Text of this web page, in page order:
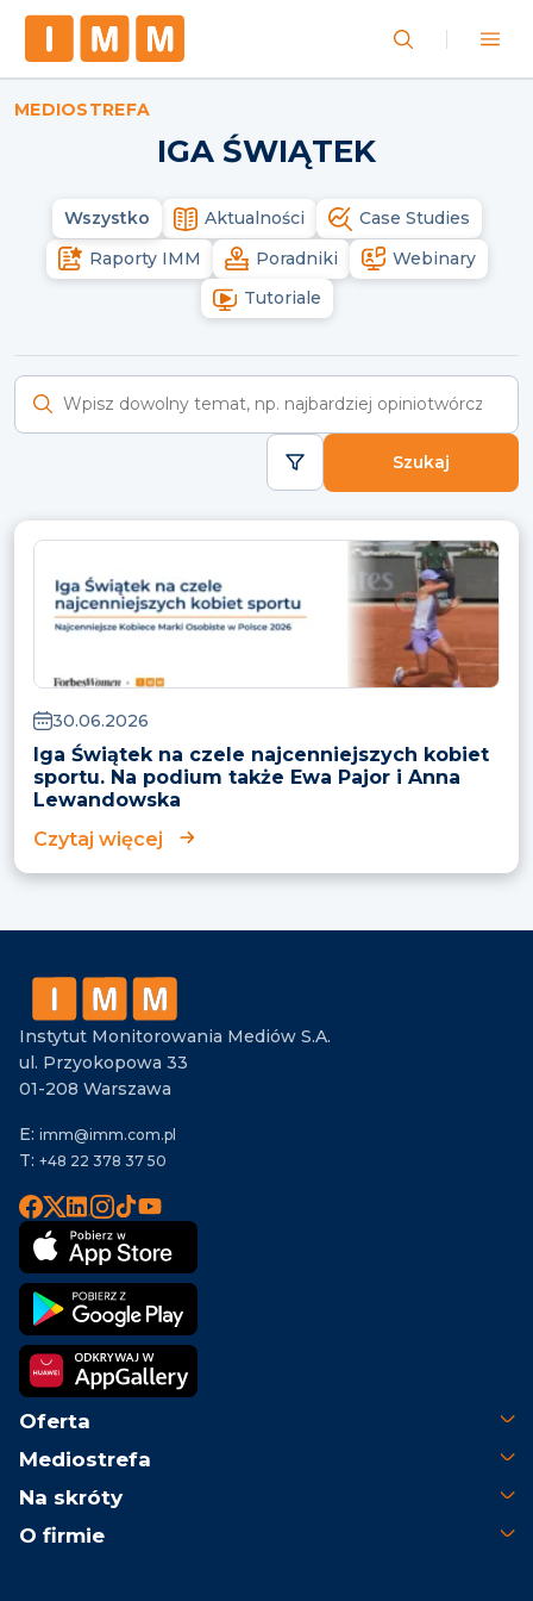
MEDIOSTREFA
IGA ŚWIĄTEK
Wszystko Aktualności
Case Studies
Raporty IMM
Poradniki
Webinary
Tutoriale
Szukaj
30.06.2026
Iga Świątek na czele najcenniejszych kobiet
sportu. Na podium także Ewa Pajor i Anna
Lewandowska
Czytaj więcej
Instytut Monitorowania Mediów S.A.
ul. Przyokopowa 33
01-208 Warszawa
E: imm@imm.com.pl
T: +48 22 378 37 50
Oferta
Mediostrefa
Na skróty
O firmie